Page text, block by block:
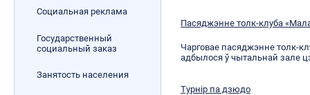
Социальная реклама
Государственный
социальный заказ
Занятость населения
Пасяджэнне толк-клуба
Чарговае пасяджэнне толк-
адбылося ў чытальнай зале
Турнір па дзюдо